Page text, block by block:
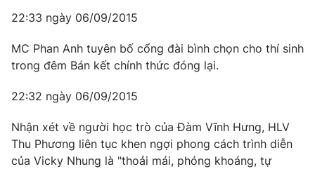
22:33 ngày 06/09/2015
MC Phan Anh tuyên bố cổng đài bình chọn cho thí sinh
trong đêm Bán kết chính thức đóng lại.
22:32 ngày 06/09/2015
Nhận xét về người học trò của Đàm Vĩnh Hưng, HLV
Thu Phương liên tục khen ngợi phong cách trình diễn
của Vicky Nhung là "thoải mái, phóng khoáng, tự